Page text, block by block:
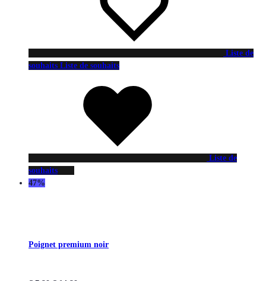
Liste de
souhaits Liste de souhaits
Liste de
souhaits
47%
Poignet premium noir